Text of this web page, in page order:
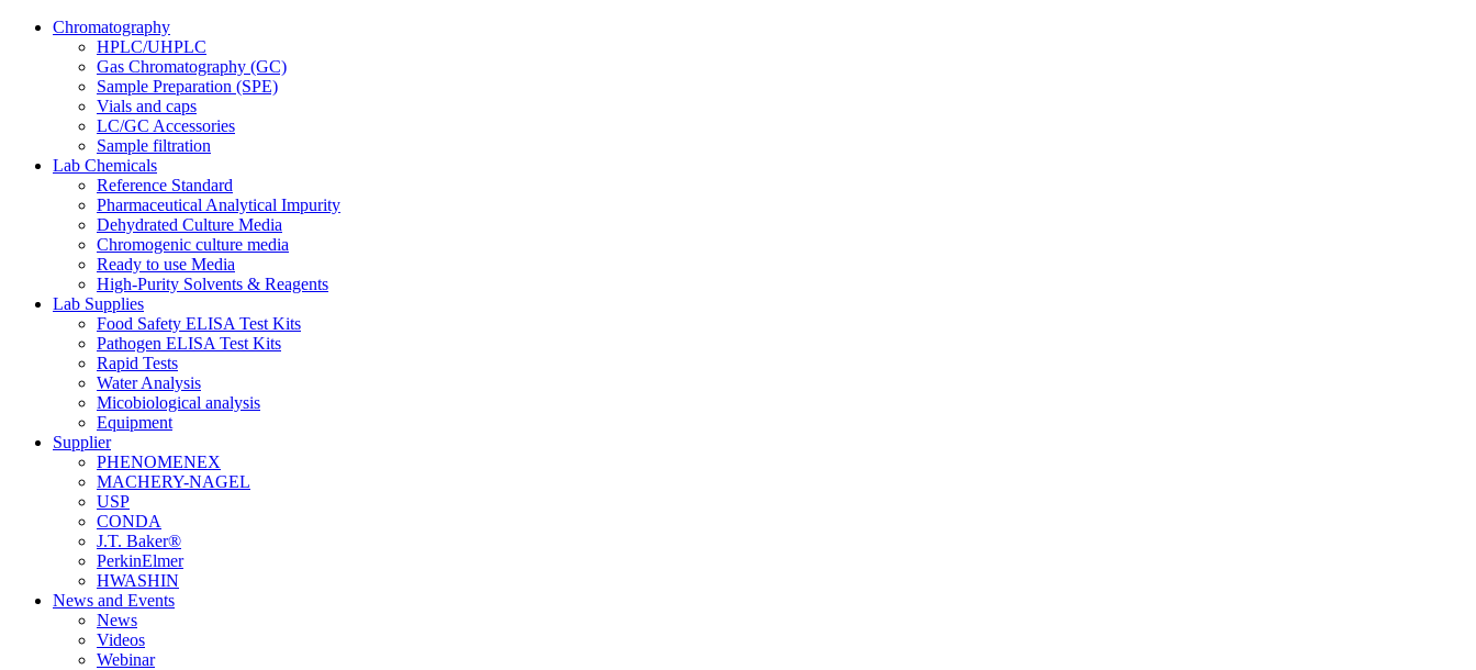
Chromatography
HPLC/UHPLC
Gas Chromatography (GC)
Sample Preparation (SPE)
Vials and caps
LC/GC Accessories
Sample filtration
Lab Chemicals
Reference Standard
Pharmaceutical Analytical Impurity
Dehydrated Culture Media
Chromogenic culture media
Ready to use Media
High-Purity Solvents & Reagents
Lab Supplies
Food Safety ELISA Test Kits
Pathogen ELISA Test Kits
Rapid Tests
Water Analysis
Micobiological analysis
Equipment
Supplier
PHENOMENEX
MACHERY-NAGEL
USP
CONDA
J.T. Baker®
PerkinElmer
HWASHIN
News and Events
News
Videos
Webinar